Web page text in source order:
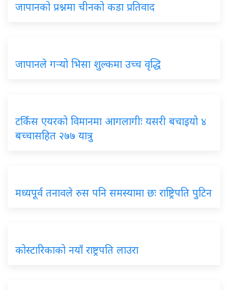
जापानको प्रश्नमा चीनको कडा प्रतिवाद
जापानले गर्‍यो भिसा शुल्कमा उच्च वृद्धि
टर्किस एयरको विमानमा आगलागीः यसरी बचाइयो ४
बच्चासहित २७७ यात्रु
मध्यपूर्व तनावले रुस पनि समस्यामा छः राष्ट्रिपति पुटिन
कोस्टारिकाको नयाँ राष्ट्रपति लाउरा